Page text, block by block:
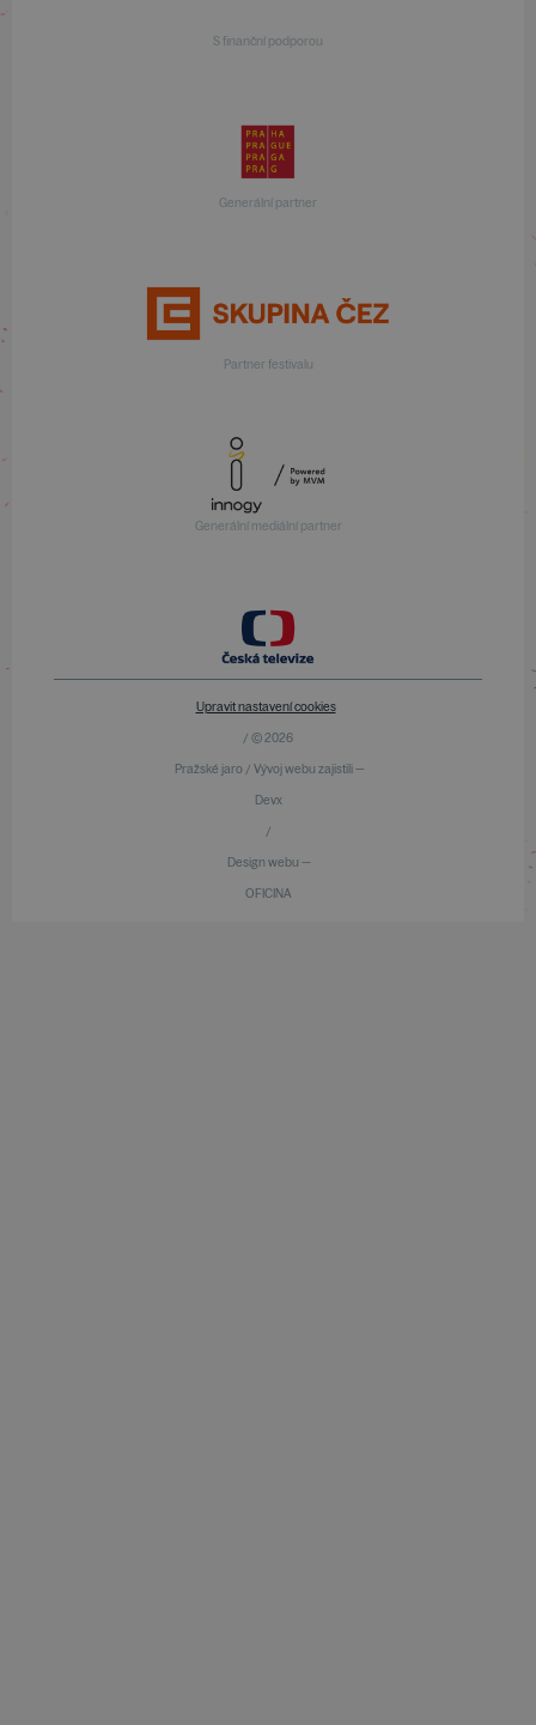
S finanční podporou
Generální partner
Partner festivalu
Generální mediální partner
Upravit nastavení cookies
/ © 2026
Pražské jaro / Vývoj webu zajistili —
Devx
/
Design webu —
OFICINA